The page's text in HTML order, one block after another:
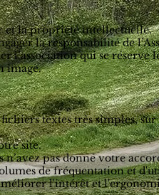
et la propriété intellectuelle.
la responsabilité de
l’association qui se réserve
image.
textes très simples,
site.
pas donné votre
de fréquentation et
l'intérêt et